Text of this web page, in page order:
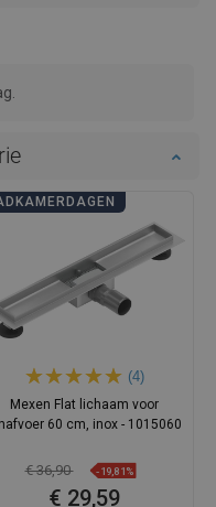
(4)
Mexen Flat lichaam voor
60 cm, inox - 1015060
€ 36,90 -19,81%
€ 29,59